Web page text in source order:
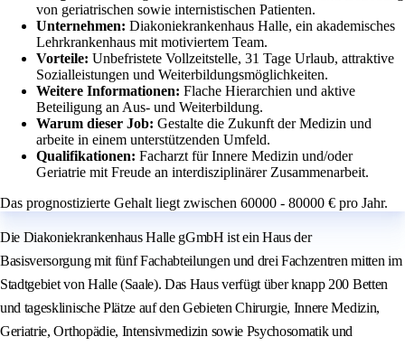
von geriatrischen sowie internistischen Patienten.
Unternehmen: Diakoniekrankenhaus Halle, ein akademisches
Lehrkrankenhaus mit motiviertem Team.
Vorteile: Unbefristete Vollzeitstelle, 31 Tage Urlaub, attraktive
Sozialleistungen und Weiterbildungsmöglichkeiten.
Weitere Informationen: Flache Hierarchien und aktive
Beteiligung an Aus- und Weiterbildung.
Warum dieser Job: Gestalte die Zukunft der Medizin und
arbeite in einem unterstützenden Umfeld.
Qualifikationen: Facharzt für Innere Medizin und/oder
Geriatrie mit Freude an interdisziplinärer Zusammenarbeit.
Das prognostizierte Gehalt liegt zwischen 60000 - 80000 € pro Jahr.
Die Diakoniekrankenhaus Halle gGmbH ist ein Haus der
Basisversorgung mit fünf Fachabteilungen und drei Fachzentren mitten im
Stadtgebiet von Halle (Saale). Das Haus verfügt über knapp 200 Betten
und tagesklinische Plätze auf den Gebieten Chirurgie, Innere Medizin,
Geriatrie, Orthopädie, Intensivmedizin sowie Psychosomatik und